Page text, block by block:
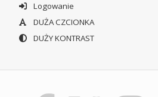
Logowanie
DUŻA CZCIONKA
DUŻY KONTRAST